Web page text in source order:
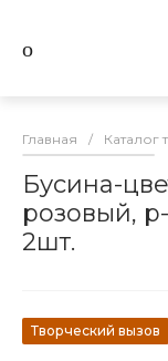
Главная / Каталог
Бусина-
розовый,
2шт.
Творческий вызов